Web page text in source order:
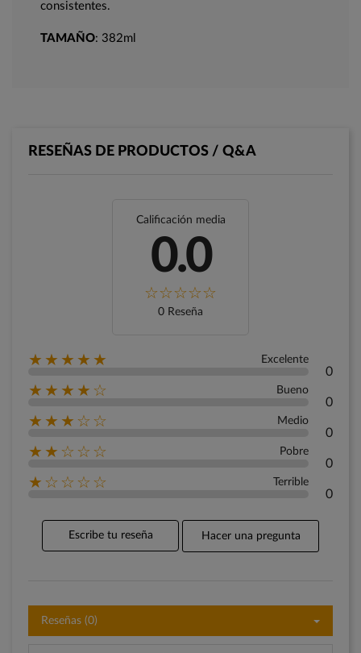
consistentes.
TAMAÑO: 382ml
RESEÑAS DE PRODUCTOS / Q&A
Calificación media
0.0
0 Reseña
★★★★★ Excelente
0
★★★★☆ Bueno
0
★★★☆☆ Medio
0
★★☆☆☆ Pobre
0
★☆☆☆☆ Terrible
0
Escribe tu reseña Hacer una pregunta
Reseñas (0)